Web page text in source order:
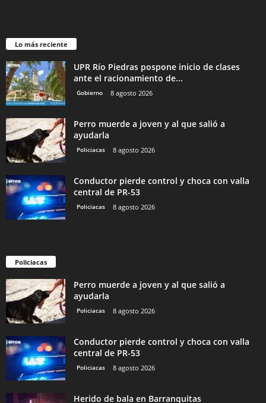
Lo más reciente
UPR Río Piedras pospone inicio de clases
ante el racionamiento de...
Gobierno 8 agosto 2026
Perro muerde a joven y al que salió a
ayudarla
Policiacas 8 agosto 2026
Conductor pierde control y choca con valla
central de PR-53
Policiacas 8 agosto 2026
Policiacas
Perro muerde a joven y al que salió a
ayudarla
Policiacas 8 agosto 2026
Conductor pierde control y choca con valla
central de PR-53
Policiacas 8 agosto 2026
Herido de bala en Barranquitas